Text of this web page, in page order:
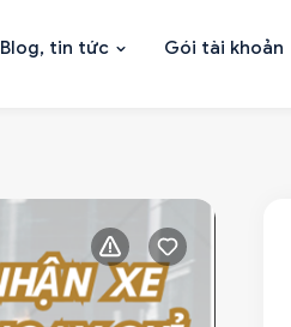
Blog, tin tức Gói tài khoản